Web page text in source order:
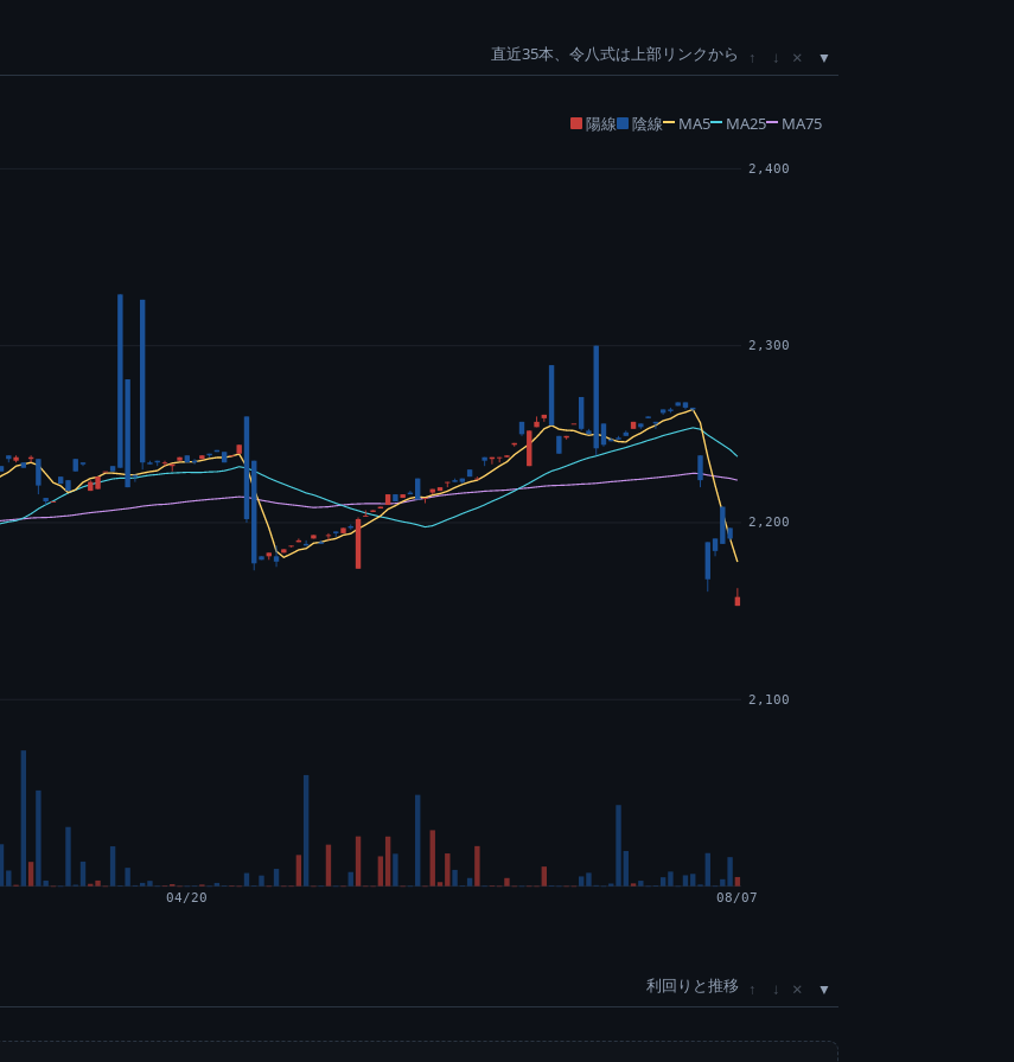
直近35本、令八式は上部リンクから ↑ ↓ ×
陽線 陰線 MA5 MA25 MA75
2,100
2,200
2,300
2,400
04/20 08/07
利回りと推移 ↑ ↓ ×